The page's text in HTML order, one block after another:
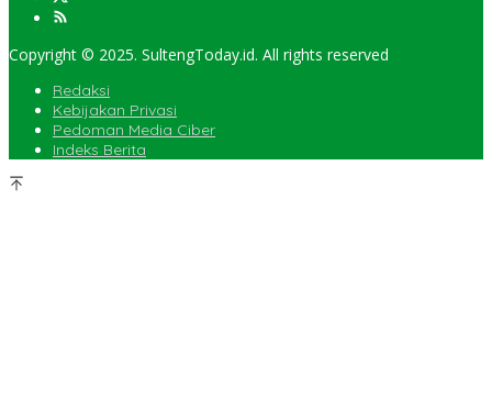
Copyright © 2025. SultengToday.id. All rights reserved
Redaksi
Kebijakan Privasi
Pedoman Media Ciber
Indeks Berita